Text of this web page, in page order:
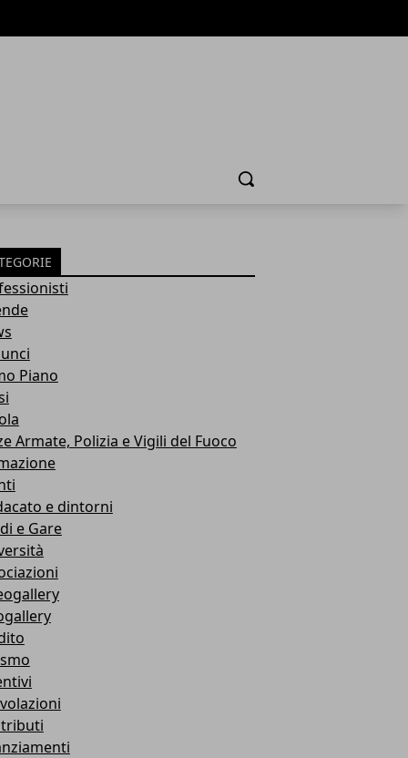
Cerca
Piano
Armate, Polizia e Vigili del Fuoco
e dintorni
e Gare